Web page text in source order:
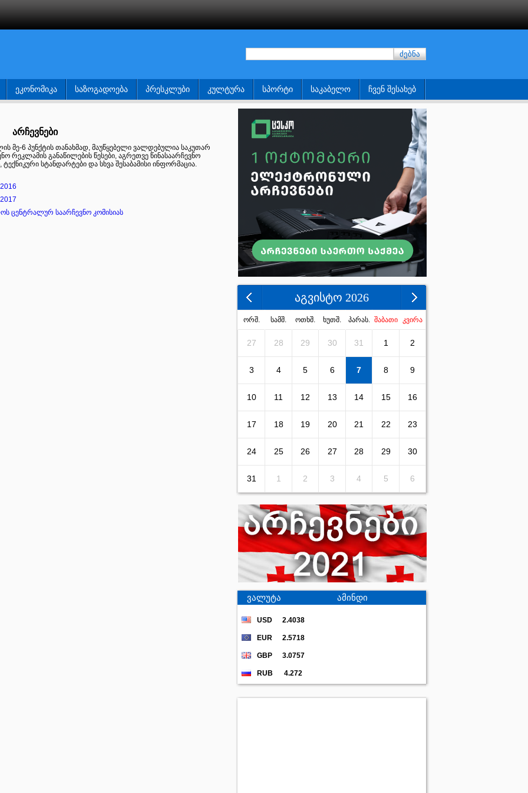
ძებნა
ᲔᲙᲝᲜᲝᲛᲘᲙᲐ ᲡᲐᲖᲝᲒᲐᲓᲝᲔᲑᲐ ᲞᲠᲔᲡᲙᲚᲣᲑᲘ ᲙᲣᲚᲢᲣᲠᲐ ᲡᲞᲝᲠᲢᲘ ᲡᲐᲙᲐᲑᲔᲚᲝ ᲩᲕᲔᲜ ᲨᲔᲡᲐᲮᲔᲑ
არჩევნები
მე-6 პუნქტის თანახმად, მაუწყებელი ვალდებულია საკუთარ
რეკლამის განაწილების წესები, აგრეთვე წინასაარჩევნო
სტანდარტები და სხვა შესაბამისი ინფორმაცია.
ცენტრალურ საარჩევნო კომისიას
აგვისტო 2026
ორშ. სამშ. ოთხშ. ხუთშ. პარას. შაბათი კვირა
27 28 29 30 31 1 2
3 4 5 6 7 8 9
10 11 12 13 14 15 16
17 18 19 20 21 22 23
24 25 26 27 28 29 30
31 1 2 3 4 5 6
ვალუტა ამინდი
USD 2.4038
EUR 2.5718
GBP 3.0757
RUB 4.272